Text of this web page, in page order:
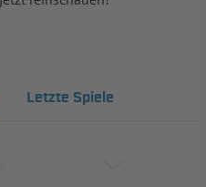
Letzte Spiele